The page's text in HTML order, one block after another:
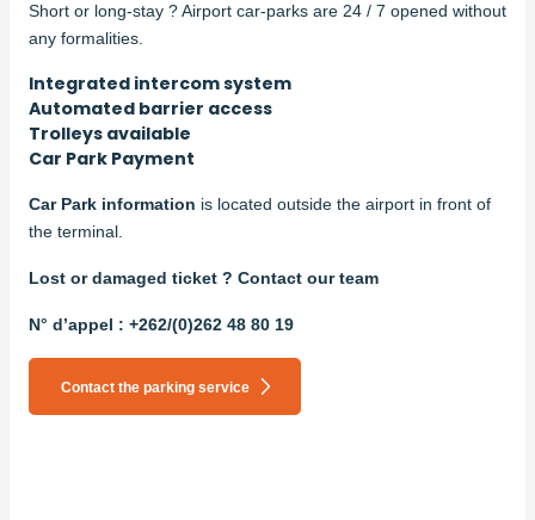
Short or long-stay ? Airport car-parks are 24 / 7 opened without
any formalities.
Integrated intercom system
Automated barrier access
Trolleys available
Car Park Payment
Car Park information is located outside the airport in front of
the terminal.
Lost or damaged ticket ? Contact our team
N° d’appel : +262/(0)262 48 80 19
Contact the parking service